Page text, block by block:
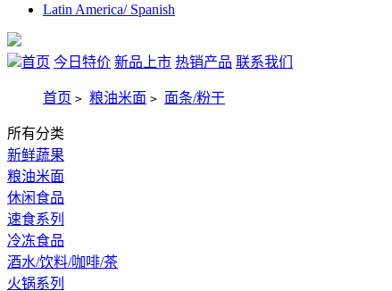
Latin America/ Spanish
首页 今日特价 新品上市 热销产品 联系我们
首页 > 粮油米面 > 面条/粉干
所有分类
新鲜蔬果
粮油米面
休闲食品
速食系列
冷冻食品
酒水/饮料/咖啡/茶
火锅系列